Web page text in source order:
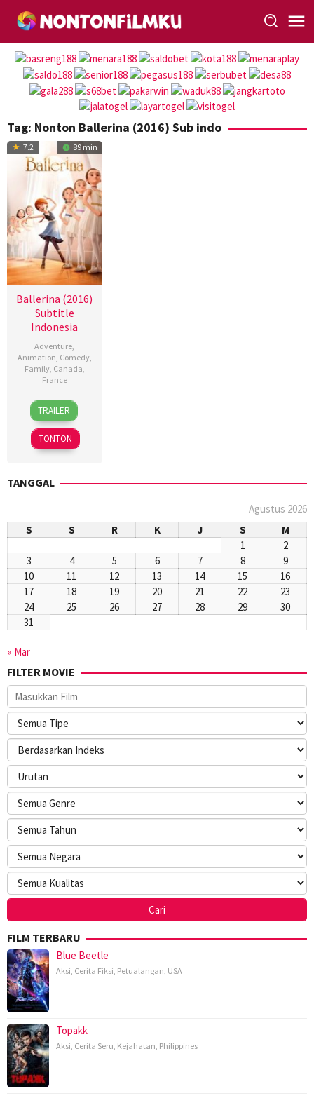
Tag: Nonton Ballerina (2016) Sub indo
7.2 89 min
Ballerina (2016)
Subtitle
Indonesia
Adventure,
Animation, Comedy,
Family, Canada,
France
14
Dec
2016
Eric
Summer
TRAILER
TONTON
TANGGAL
Agustus 2026
S
S R K J S
M
1
2
3
4 5 6 7 8
9
10
11 12 13 14 15
16
17
18 19 20 21 22
23
24
25 26 27 28 29
30
31
« Mar
FILTER MOVIE
FILM TERBARU
Blue Beetle
Aksi, Cerita Fiksi, Petualangan, USA
Topakk
Aksi, Cerita Seru, Kejahatan, Philippines